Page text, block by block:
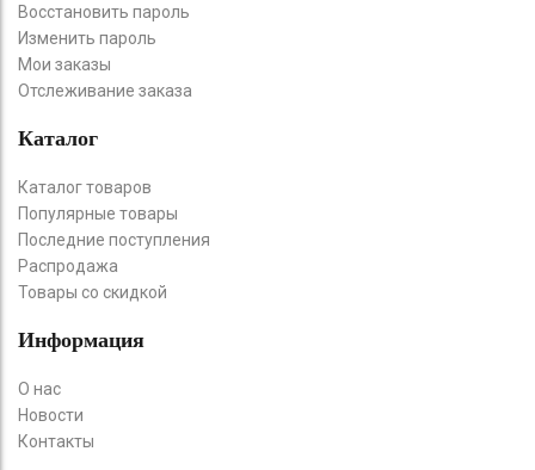
Восстановить пароль
Изменить пароль
Мои заказы
Отслеживание заказа
Каталог
Каталог товаров
Популярные товары
Последние поступления
Распродажа
Товары со скидкой
Информация
О нас
Новости
Контакты